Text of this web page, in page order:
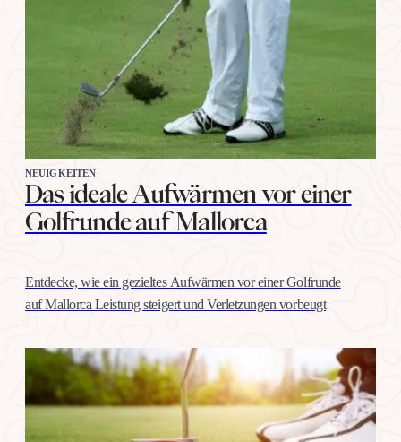
NEUIGKEITEN
Das ideale Aufwärmen vor einer
Golfrunde auf Mallorca
Entdecke, wie ein gezieltes Aufwärmen vor einer Golfrunde
auf Mallorca Leistung steigert und Verletzungen vorbeugt